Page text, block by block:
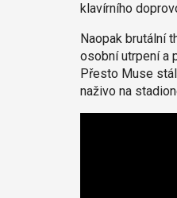
klavírního
Naopak brutální
osobní utrpení a
Přesto Muse
naživo na